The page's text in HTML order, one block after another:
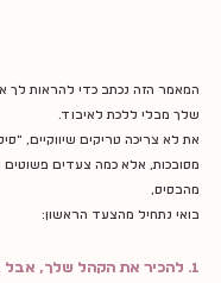
המאמר הזה נכתב כדי להראות לך
שלך מבלי ללכת לאיבוד.
את לא צריכה טריקים שיווקיים,
מסובכות, אלא כמה צעדים פשוטים
מהבסיס,
בואי נתחיל מהצעד הראשון:
1. להכיר את הקהל שלך, אבל